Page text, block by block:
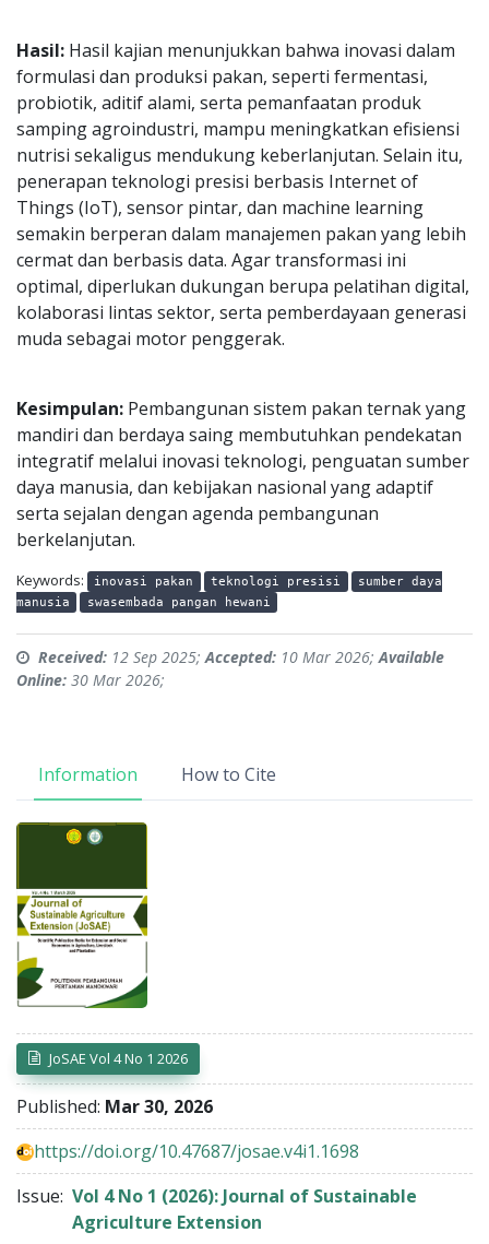
Hasil: Hasil kajian menunjukkan bahwa inovasi dalam
formulasi dan produksi pakan, seperti fermentasi,
probiotik, aditif alami, serta pemanfaatan produk
samping agroindustri, mampu meningkatkan efisiensi
nutrisi sekaligus mendukung keberlanjutan. Selain itu,
penerapan teknologi presisi berbasis Internet of
Things (IoT), sensor pintar, dan machine learning
semakin berperan dalam manajemen pakan yang lebih
cermat dan berbasis data. Agar transformasi ini
optimal, diperlukan dukungan berupa pelatihan digital,
kolaborasi lintas sektor, serta pemberdayaan generasi
muda sebagai motor penggerak.
Kesimpulan: Pembangunan sistem pakan ternak yang
mandiri dan berdaya saing membutuhkan pendekatan
integratif melalui inovasi teknologi, penguatan sumber
daya manusia, dan kebijakan nasional yang adaptif
serta sejalan dengan agenda pembangunan
berkelanjutan.
Keywords: inovasi pakan teknologi presisi
sumber daya
manusia
swasembada pangan hewani
Received: 12 Sep 2025;Accepted: 10 Mar 2026;Available
Online: 30 Mar 2026;
Information How to Cite
JoSAE Vol 4 No 1 2026
Published: Mar 30, 2026
https://doi.org/10.47687/josae.v4i1.1698
Issue: Vol 4 No 1 (2026): Journal of Sustainable
Agriculture Extension